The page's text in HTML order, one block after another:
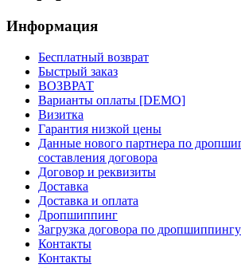
Информация
Бесплатный возврат
Быстрый заказ
ВОЗВРАТ
Варианты оплаты [DEMO]
Визитка
Гарантия низкой цены
Данные нового партнера по
составления договора
Договор и реквизиты
Доставка
Доставка и оплата
Дропшиппинг
Загрузка договора по дропшиппингу
Контакты
Контакты